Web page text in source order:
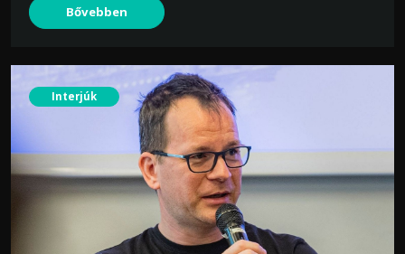
Bővebben
Interjúk